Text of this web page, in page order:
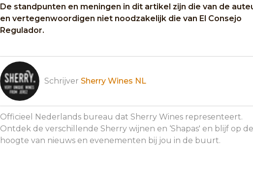
De standpunten en meningen in dit artikel zijn die van de
en vertegenwoordigen niet noodzakelijk die van El Consejo
Regulador.
Schrijver Sherry Wines NL
Officieel Nederlands bureau dat Sherry Wines representeert.
Ontdek de verschillende Sherry wijnen en ‘Shapas' en blijf op de
hoogte van nieuws en evenementen bij jou in de buurt.